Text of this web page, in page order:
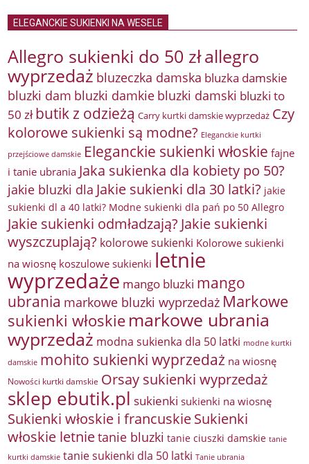
ELEGANCKIE SUKIENKI NA WESELE
Allegro sukienki do 50 złallegro
wyprzedaż bluzeczka damska bluzka damskie
bluzki dam bluzki damkie bluzki damski bluzki to
50 zł butik z odzieżą Carry kurtki damskie wyprzedaż Czy
kolorowe sukienki są modne? Eleganckie kurtki
przejściowe damskie Eleganckie sukienki włoskie fajne
i tanie ubrania Jaka sukienka dla kobiety po 50?
jakie bluzki dla Jakie sukienki dla 30 latki? jakie
sukienki dl a 40 latki? Modne sukienki dla pań po 50 Allegro
Jakie sukienki odmładzają? Jakie sukienki
wyszczuplają? kolorowe sukienki Kolorowe sukienki
na wiosnę koszulowe sukienki letnie
wyprzedaże mango bluzki mango
ubrania markowe bluzki wyprzedaż Markowe
sukienki włoskie markowe ubrania
wyprzedaż modna sukienka dla 50 latki modne kurtki
damskie mohito sukienki wyprzedaż na wiosnę
Nowości kurtki damskie Orsay sukienki wyprzedaż
sklep ebutik.pl sukienki sukienki na wiosnę
Sukienki włoskie i francuskieSukienki
włoskie letnietanie bluzki tanie ciuszki damskie tanie
kurtki damskie tanie sukienki dla 50 latki Tanie ubrania